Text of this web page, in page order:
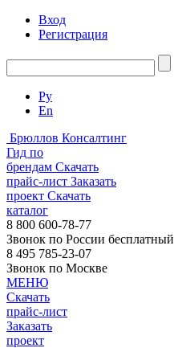
Вход
Регистрация
Ру
En
Брюллов Консалтинг
Гид по
брендам Скачать
прайс-лист Заказать
проект Скачать
каталог
8 800 600-78-77
Звонок по России бесплатный
8 495 785-23-07
Звонок по Москве
МЕНЮ
Скачать
прайс-лист
Заказать
проект